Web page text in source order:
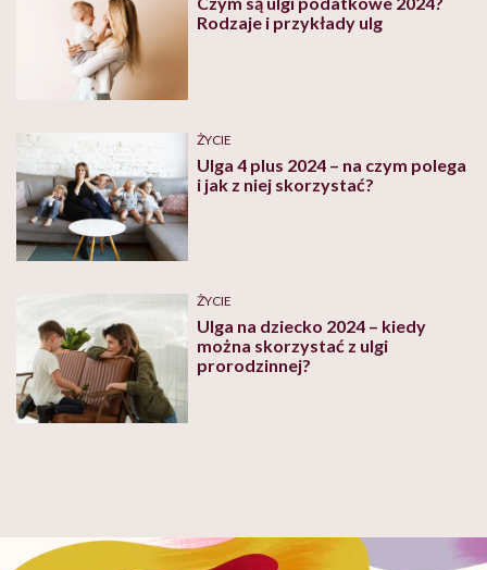
Rodzaje i przykłady ulg
ŻYCIE
Ulga 4 plus 2024 – na czym polega
i jak z niej skorzystać?
ŻYCIE
Ulga na dziecko 2024 – kiedy
można skorzystać z ulgi
prorodzinnej?